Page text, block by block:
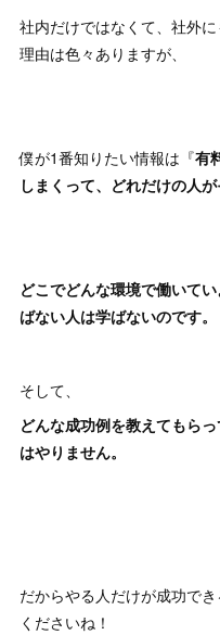
社内だけではなくて、社外
理由は色々ありますが、
僕が1番知りたい情報は『有
しまくって、どれだけの人
どこでどんな環境で働いて
ばない人は学ばないのです。
そして、
どんな成功例を教えてもら
はやりません。
だからやる人だけが成功で
くださいね！